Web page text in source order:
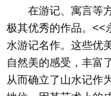
在游记、寓言等方
极其优秀的作品。<<
水游记名作。这些优
自然美的感受，丰富
从而确立了山水记作